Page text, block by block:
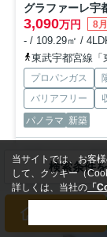
グラファーレ宇
3,090万円 8
- / 109.29㎡ /
東武宇都宮線「
プロパンガス
バリアフリー
パノラマ 新築
住宅ローンのご相
案させて頂きます
見る
新築一戸建
検索条件
当サイトでは、お客
して、クッキー（
詳しくは、当社の 「